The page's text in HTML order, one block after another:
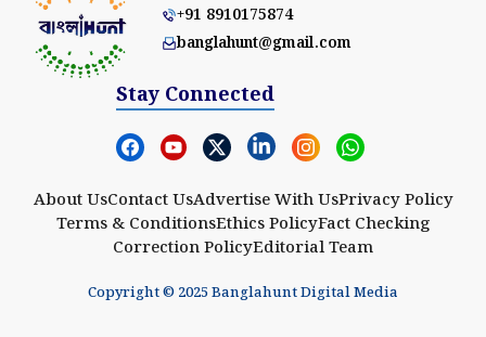
+91 8910175874
banglahunt@gmail.com
Stay Connected
About UsContact UsAdvertise With UsPrivacy Policy
Terms & ConditionsEthics PolicyFact Checking
Correction PolicyEditorial Team
Copyright © 2025 Banglahunt Digital Media